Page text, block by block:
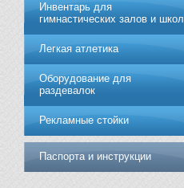
Инвентарь для
гимнастических залов и школ
Легкая атлетика
Оборудование для
раздевалок
Рекламные стойки
Паспорта и инструкции